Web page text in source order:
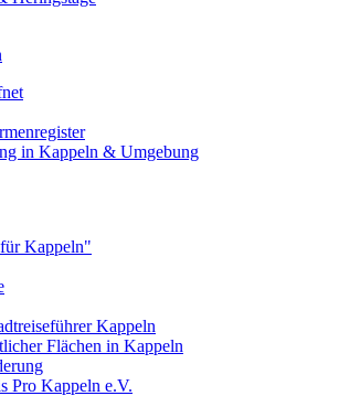
in Kappeln & Umgebung
Kappeln"
Kappeln
Flächen in Kappeln
Pro Kappeln e.V.